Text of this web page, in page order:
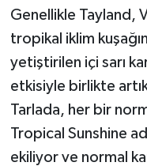
Genellikle Tayland,
tropikal iklim
yetiştirilen içi sarı
etkisiyle birlikte
Tarlada, her bir
Tropical Sunshine
ekiliyor ve normal